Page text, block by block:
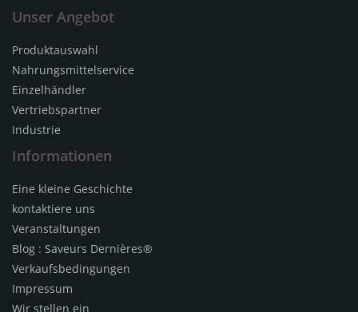
Unser Angebot
Produktauswahl
Nahrungsmittelservice
Einzelhändler
Vertriebspartner
Industrie
Informationen
Eine kleine Geschichte
kontaktiere uns
Veranstaltungen
Blog : Saveurs Dernières®
Verkaufsbedingungen
Impressum
Wir stellen ein